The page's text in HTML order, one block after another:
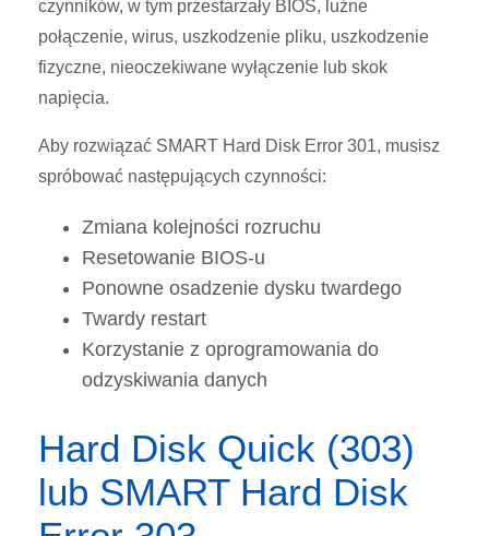
czynników, w tym przestarzały BIOS, luźne
połączenie, wirus, uszkodzenie pliku, uszkodzenie
fizyczne, nieoczekiwane wyłączenie lub skok
napięcia.
Aby rozwiązać SMART Hard Disk Error 301, musisz
spróbować następujących czynności:
Zmiana kolejności rozruchu
Resetowanie BIOS-u
Ponowne osadzenie dysku twardego
Twardy restart
Korzystanie z oprogramowania do
odzyskiwania danych
Hard Disk Quick (303)
lub SMART Hard Disk